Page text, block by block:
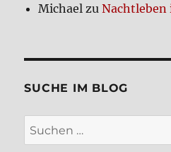
Michael zuNacht­le­ben
SUCHE IM BLOG
Suchen
nach: